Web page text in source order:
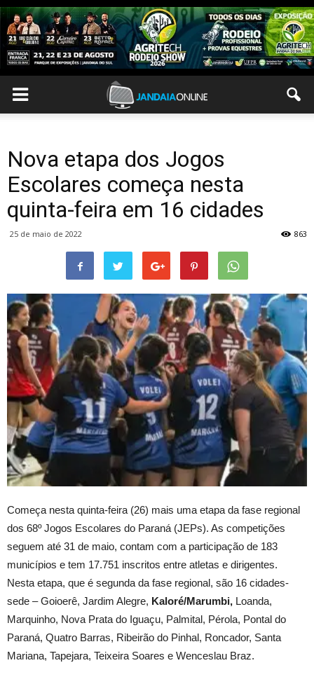
Nova etapa dos Jogos
Escolares começa nesta
quinta-feira em 16 cidades
25 de maio de 2022 863
Começa nesta quinta-feira (26) mais uma etapa da fase regional
dos 68º Jogos Escolares do Paraná (JEPs). As competições
seguem até 31 de maio, contam com a participação de 183
municípios e tem 17.751 inscritos entre atletas e dirigentes.
Nesta etapa, que é segunda da fase regional, são 16 cidades-
sede – Goioerê, Jardim Alegre, Kaloré/Marumbi, Loanda,
Marquinho, Nova Prata do Iguaçu, Palmital, Pérola, Pontal do
Paraná, Quatro Barras, Ribeirão do Pinhal, Roncador, Santa
Mariana, Tapejara, Teixeira Soares e Wenceslau Braz.